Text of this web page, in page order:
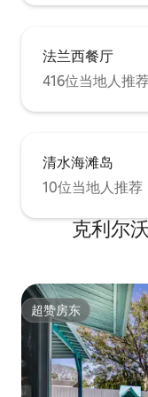
法兰西餐厅
416位当地人推
清水海滩岛
10位当地人推荐
克利尔
超赞房东
超赞房东